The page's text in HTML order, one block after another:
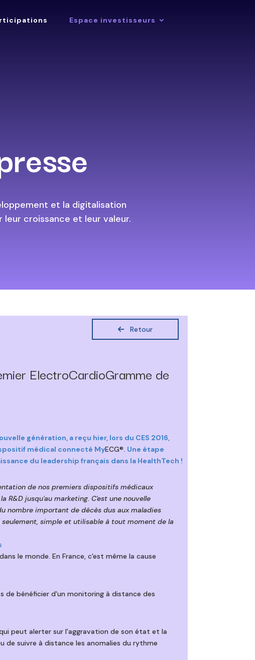
Espace investisseurs
et la digitalisation
croissance et leur valeur.
Retour
ElectroCardioGramme de
génération, a reçu hier, lors du CES 2016,
médical connecté MyECG®. Une étape
du leadership français dans la HealthTech !
de nos premiers dispositifs médicaux
jusqu'au marketing. C'est une nouvelle
nombre important de décès dus aux maladies
simple et utilisable à tout moment de la
le monde. En France, c'est même la cause
de bénéficier d'un monitoring à distance des
peut alerter sur l'aggravation de son état et la
de suivre à distance les anomalies du rythme